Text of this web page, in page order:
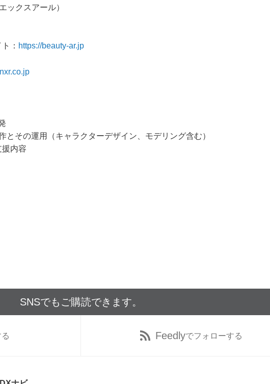
ックスアール）
： https://beauty-ar.jp
とその運用（キャラクターデザイン、モデリング含む）
援内容
SNSでもご購読できます。
Feedlyでフォローする